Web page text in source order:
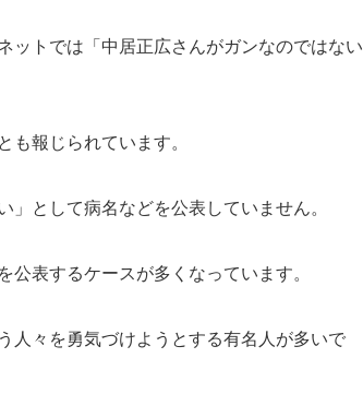
ットでは 「中居正広さんがガンなのではない
も報じられています。
として病名などを公表していません。
表するケースが多くなっています。
人々を勇気づけようとする有名人が多いで